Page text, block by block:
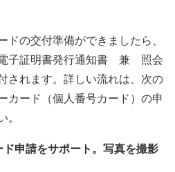
ドの交付準備ができましたら、
電子証明書発行通知書 兼 照会
されます。詳しい流れは、次の
カード（個人番号カード）の申
。
申請をサポート。写真を撮影